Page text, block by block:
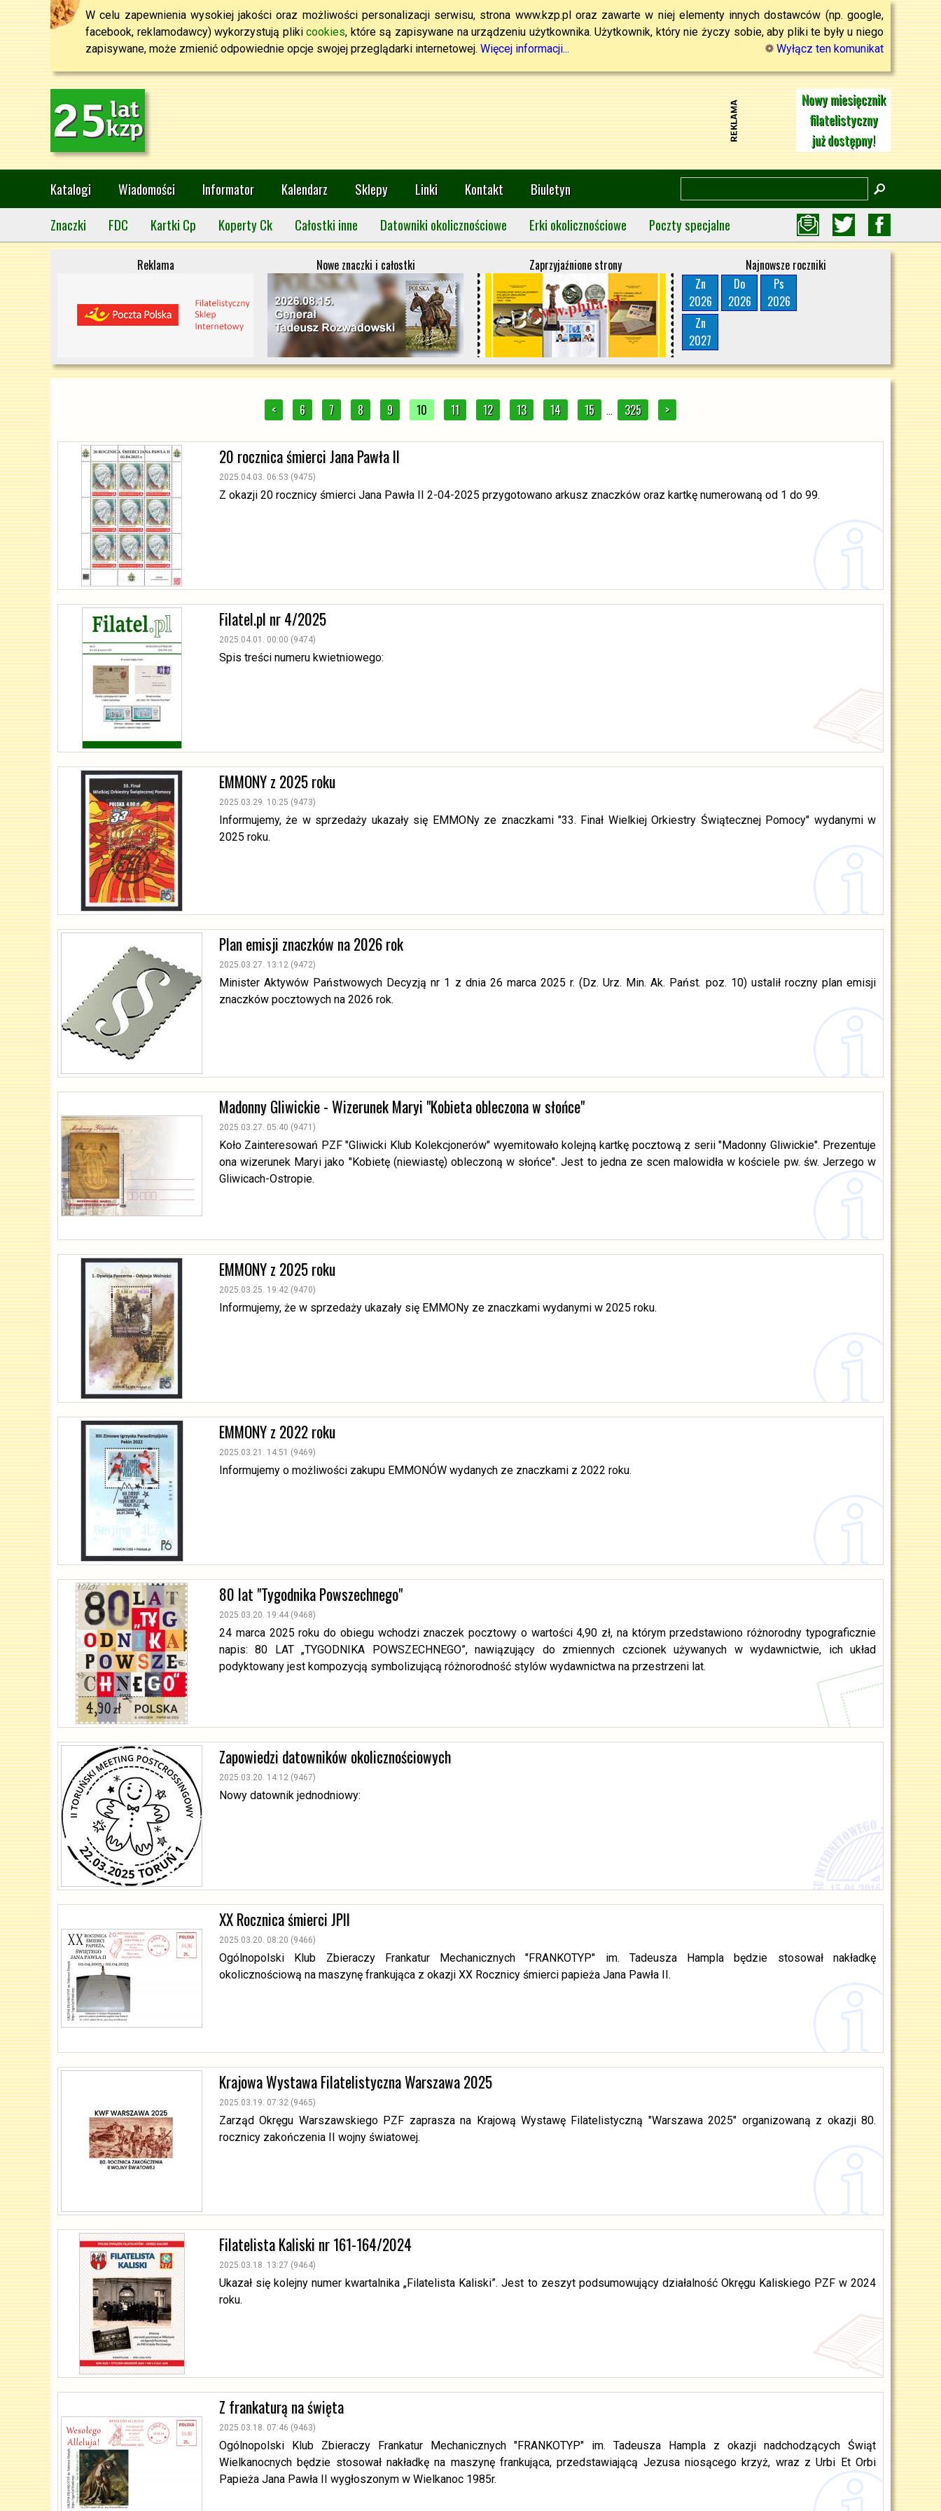
W celu zapewnienia wysokiej jakości oraz możliwości personalizacji serwisu, strona www.kzp.pl oraz zawarte w niej elementy innych dostawców (np. google,
facebook, reklamodawcy) wykorzystują plikicookies, które są zapisywane na urządzeniu użytkownika. Użytkownik, który nie życzy sobie, aby pliki te były u niego
zapisywane, może zmienić odpowiednie opcje swojej przeglądarki internetowej. Więcej informacji... Wyłącz ten komunikat
Nowy miesięcznik
filatelistyczny
już dostępny!
Katalogi Wiadomości Informator Kalendarz Sklepy Linki Kontakt
Biuletyn
Znaczki
FDC Kartki Cp Koperty Ck Całostki inne Datowniki okolicznościowe Erki okolicznościowe Poczty specjalne
Reklama Nowe znaczki i całostki Zaprzyjaźnione strony
Najnowsze roczniki
Zn
2026
Do
2026
Ps
2026
Zn
2027
< 6 7 8 9 10 11 12 13 14 15 ... 325 >
20 rocznica śmierci Jana Pawła II
2025.04.03. 06:53 (9475)
Z okazji 20 rocznicy śmierci Jana Pawła II 2-04-2025 przygotowano arkusz znaczków oraz kartkę numerowaną od 1 do 99.
Filatel.pl nr 4/2025
2025.04.01. 00:00 (9474)
Spis treści numeru kwietniowego:
EMMONY z 2025 roku
2025.03.29. 10:25 (9473)
Informujemy, że w sprzedaży ukazały się EMMONy ze znaczkami "33. Finał Wielkiej Orkiestry Świątecznej Pomocy" wydanymi w
2025 roku.
Plan emisji znaczków na 2026 rok
2025.03.27. 13:12 (9472)
Minister Aktywów Państwowych Decyzją nr 1 z dnia 26 marca 2025 r. (Dz. Urz. Min. Ak. Państ. poz. 10) ustalił roczny plan emisji
znaczków pocztowych na 2026 rok.
Madonny Gliwickie - Wizerunek Maryi "Kobieta obleczona w słońce"
2025.03.27. 05:40 (9471)
Koło Zainteresowań PZF "Gliwicki Klub Kolekcjonerów" wyemitowało kolejną kartkę pocztową z serii "Madonny Gliwickie". Prezentuje
ona wizerunek Maryi jako "Kobietę (niewiastę) obleczoną w słońce". Jest to jedna ze scen malowidła w kościele pw. św. Jerzego w
Gliwicach-Ostropie.
EMMONY z 2025 roku
2025.03.25. 19:42 (9470)
Informujemy, że w sprzedaży ukazały się EMMONy ze znaczkami wydanymi w 2025 roku.
EMMONY z 2022 roku
2025.03.21. 14:51 (9469)
Informujemy o możliwości zakupu EMMONÓW wydanych ze znaczkami z 2022 roku.
80 lat "Tygodnika Powszechnego"
2025.03.20. 19:44 (9468)
24 marca 2025 roku do obiegu wchodzi znaczek pocztowy o wartości 4,90 zł, na którym przedstawiono różnorodny typograficznie
napis: 80 LAT „TYGODNIKA POWSZECHNEGO”, nawiązujący do zmiennych czcionek używanych w wydawnictwie, ich układ
podyktowany jest kompozycją symbolizującą różnorodność stylów wydawnictwa na przestrzeni lat.
Zapowiedzi datowników okolicznościowych
2025.03.20. 14:12 (9467)
Nowy datownik jednodniowy:
XX Rocznica śmierci JPII
2025.03.20. 08:20 (9466)
Ogólnopolski Klub Zbieraczy Frankatur Mechanicznych "FRANKOTYP" im. Tadeusza Hampla będzie stosował nakładkę
okolicznościową na maszynę frankująca z okazji XX Rocznicy śmierci papieża Jana Pawła II.
Krajowa Wystawa Filatelistyczna Warszawa 2025
2025.03.19. 07:32 (9465)
Zarząd Okręgu Warszawskiego PZF zaprasza na Krajową Wystawę Filatelistyczną "Warszawa 2025" organizowaną z okazji 80.
rocznicy zakończenia II wojny światowej.
Filatelista Kaliski nr 161-164/2024
2025.03.18. 13:27 (9464)
Ukazał się kolejny numer kwartalnika „Filatelista Kaliski”. Jest to zeszyt podsumowujący działalność Okręgu Kaliskiego PZF w 2024
roku.
Z frankaturą na święta
2025.03.18. 07:46 (9463)
Ogólnopolski Klub Zbieraczy Frankatur Mechanicznych "FRANKOTYP" im. Tadeusza Hampla z okazji nadchodzących Świąt
Wielkanocnych będzie stosował nakładkę na maszynę frankująca, przedstawiającą Jezusa niosącego krzyż, wraz z Urbi Et Orbi
Papieża Jana Pawła II wygłoszonym w Wielkanoc 1985r.